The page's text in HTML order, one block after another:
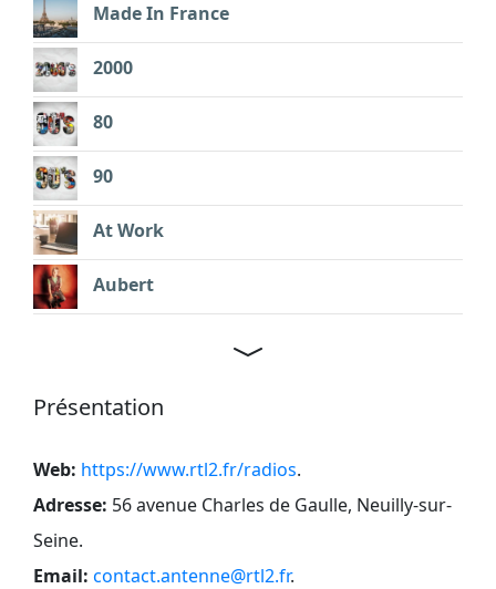
Made In France
2000
80
90
At Work
Aubert
Présentation
Web: https://www.rtl2.fr/radios.
Adresse: 56 avenue Charles de Gaulle, Neuilly-sur-
Seine.
Email: contact.antenne@rtl2.fr.